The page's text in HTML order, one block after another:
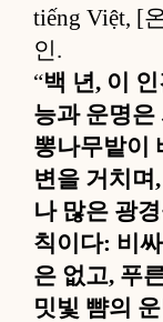
tiếng Việt, [
인.
“백 년, 이
능과 운명
뽕나무밭이
변을 거치
나 많은 광
칙이다: 비
은 없고, 푸
밋빛 뺨의